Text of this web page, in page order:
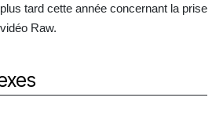
tard cette année concernant la prise
Raw.